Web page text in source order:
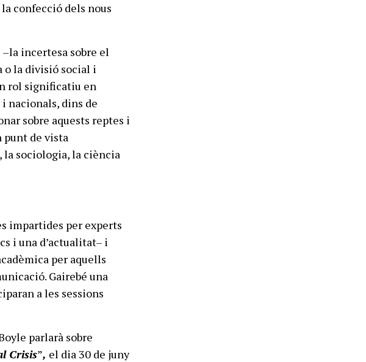
confecció dels nous
incertesa sobre el
o la divisió social i
rol significatiu en
nacionals, dins de
sobre aquests reptes i
punt de vista
sociologia, la ciència
impartides per experts
i una d’actualitat– i
per aquells
Gairebé una
a les sessions
parlarà sobre
Crisis”, el dia 30 de juny